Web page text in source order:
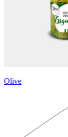
Olive